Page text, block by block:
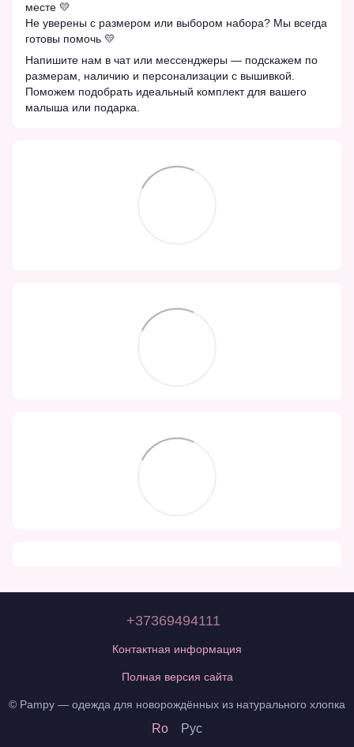
месте 💛
Не уверены с размером или выбором набора? Мы всегда
готовы помочь 💛
Напишите нам в чат или мессенджеры — подскажем по
размерам, наличию и персонализации с вышивкой.
Поможем подобрать идеальный комплект для вашего
малыша или подарка.
+37369494111
Контактная информация
Полная версия сайта
© Pampy — одежда для новорождённых из натурального хлопка
Ro Рус